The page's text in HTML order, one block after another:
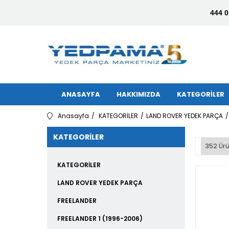
444
ANASAYFA HAKKIMIZDA KATEGORİLER
Anasayfa KATEGORİLER LAND ROVER YEDEK PARÇA
KATEGORILER
KATEGORİLER
LAND ROVER YEDEK PARÇA
FREELANDER
FREELANDER 1 (1996-2006)
352